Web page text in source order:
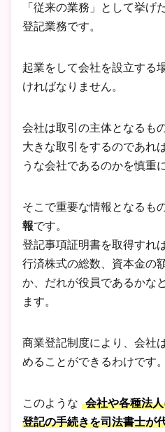
「従来の業務」として挙げ
登記業務です。
起業をして会社を設立する
ければなりません。
会社は取引の主体となるも
大きな取引をするのであれ
うな会社であるのかを慎重
そこで重要な情報となるもの
報です。
登記事項証明書を取得すれ
行済株式の総数、資本金の
か、だれが役員であるかな
ます。
商業登記制度により、会社
めることができるわけです。
このような
会社や各種法
登記の手続きを司法書士が